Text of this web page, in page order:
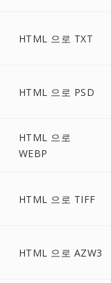
HTML 으로 TXT
HTML 으로 PSD
HTML 으로
WEBP
HTML 으로 TIFF
HTML 으로 AZW3